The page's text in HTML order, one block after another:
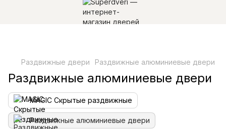
Раздвижные двери Раздвижные алюминиевые двери
Раздвижные алюминиевые двери
MAGIC Скрытые раздвижные
Раздвижные алюминиевые двери